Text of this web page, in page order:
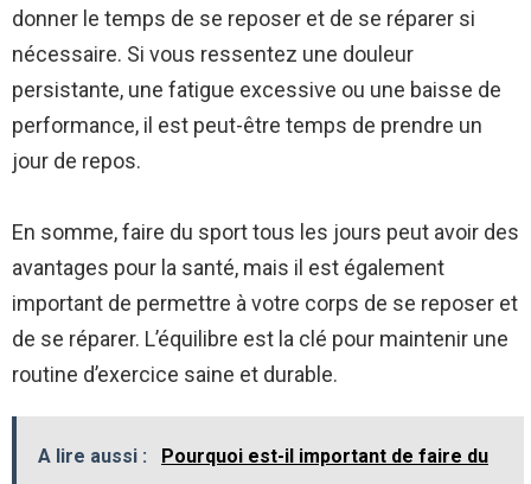
donner le temps de se reposer et de se réparer si
nécessaire. Si vous ressentez une douleur
persistante, une fatigue excessive ou une baisse de
performance, il est peut-être temps de prendre un
jour de repos.
En somme, faire du sport tous les jours peut avoir des
avantages pour la santé, mais il est également
important de permettre à votre corps de se reposer et
de se réparer. L’équilibre est la clé pour maintenir une
routine d’exercice saine et durable.
A lire aussi :
Pourquoi est-il important de faire du